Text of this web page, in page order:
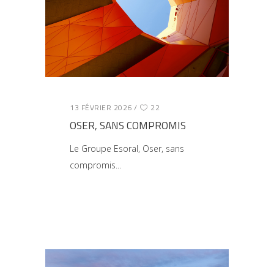
13 FÉVRIER 2026 22
OSER, SANS COMPROMIS
Le Groupe Esoral, Oser, sans
compromis